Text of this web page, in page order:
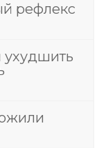
рефлекс